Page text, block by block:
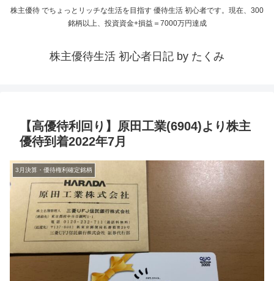
株主優待 でちょっとリッチな生活を目指す 優待生活 初心者です。現在、300
銘柄以上、投資資金+損益＝7000万円達成
株主優待生活 初心者日記 by たくみ
【高優待利回り】原田工業(6904)より株主
優待到着2022年7月
3月決算・優待権利確定銘柄